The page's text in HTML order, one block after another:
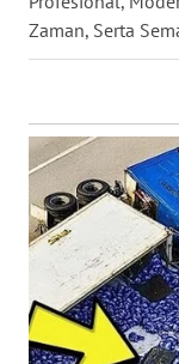
Zaman, Serta
WN
CIANJUR
WN
KEPULAUAN
SERIBU
WN
TANGERANG